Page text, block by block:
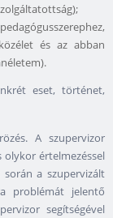
és az abban
eset, történet,
A szupervizor
olykor értelmezéssel
a szupervizált
problémát jelentő
segítségével